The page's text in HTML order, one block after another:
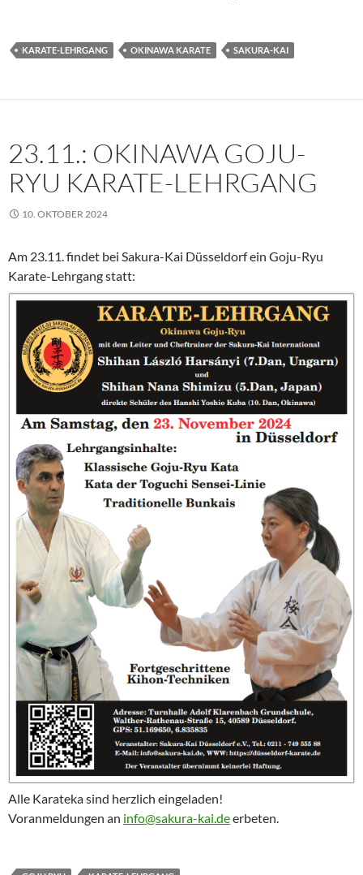
KARATE-LEHRGANG OKINAWA KARATE SAKURA-KAI
23.11.: OKINAWA GOJU-
RYU KARATE-LEHRGANG
10. OKTOBER 2024
Am 23.11. findet bei Sakura-Kai Düsseldorf ein Goju-Ryu
Karate-Lehrgang statt:
Alle Karateka sind herzlich eingeladen!
Voranmeldungen an info@sakura-kai.deerbeten.